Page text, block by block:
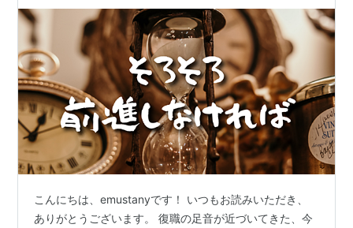
こんにちは、emustanyです！ いつもお読みいただき、
ありがとうございます。 復職の足音が近づいてきた、今